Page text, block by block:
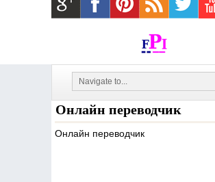
Онлайн переводчик
Онлайн переводчик